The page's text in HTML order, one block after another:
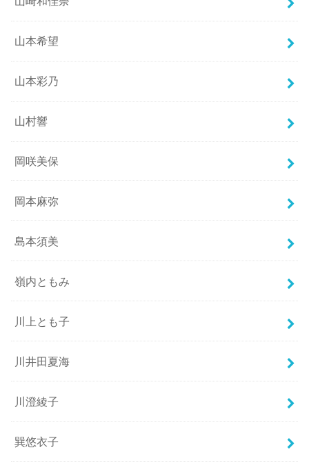
山本希望
山本彩乃
山村響
岡咲美保
岡本麻弥
島本須美
嶺内ともみ
川上とも子
川井田夏海
川澄綾子
巽悠衣子